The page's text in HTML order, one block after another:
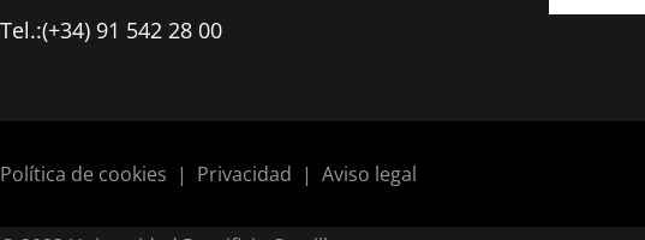
Tel.:(+34) 91 542 28 00
Política de cookies | Privacidad | Aviso legal